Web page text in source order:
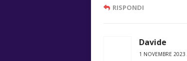
RISPONDI
Davide
1 NOVEMBRE 2023